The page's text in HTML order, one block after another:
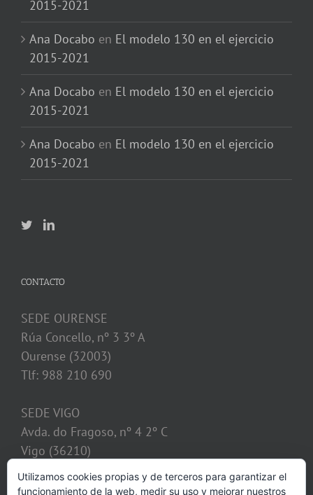
2015-2021
Ana Docabo en El modelo 130 en el ejercicio
2015-2021
Ana Docabo en El modelo 130 en el ejercicio
2015-2021
Ana Docabo en El modelo 130 en el ejercicio
2015-2021
CONTACTO
SEDE OURENSE
Rúa Concello, nº 3 3º A
Ourense (32003)
Tlf: 988 210 690
SEDE VIGO
Avda. do Fragoso, nº 4 2º C
Vigo (36210)
Tlf: 986 128 621
Utilizamos cookies propias y de terceros para garantizar el
funcionamiento de la web, medir su uso y mejorar nuestros